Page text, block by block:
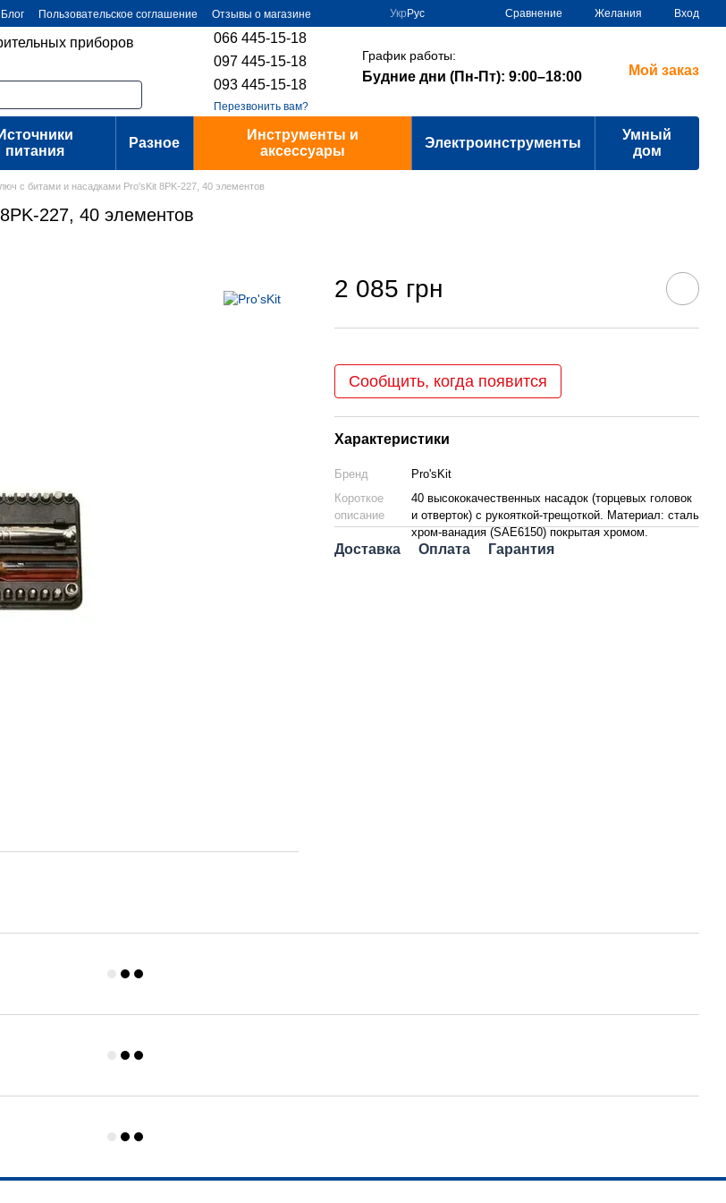
Блог Пользовательское соглашение Отзывы о магазине Укр Рус Сравнение Желания Вход
приборов
066 445-15-18
097 445-15-18
093 445-15-18
Перезвонить вам?
График работы:
Будние дни (Пн-Пт): 9:00–18:00 Мой заказ
Источники
питания
Разное
Инструменты и
аксессуары
Электроинструменты
Умный
дом
с битами и насадками Pro'sKit 8PK-227, 40 элементов
227, 40 элементов
2 085 грн
Сообщить, когда появится
Характеристики
Бренд
Pro'sKit
Короткое
описание
40 высококачественных насадок (торцевых головок
и отверток) с рукояткой-трещоткой. Материал: сталь
хром-ванадия (SAE6150) покрытая хромом.
Доставка Оплата Гарантия